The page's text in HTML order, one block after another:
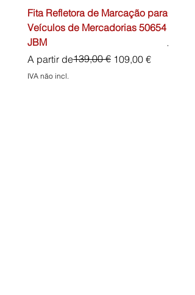
Fita Refletora de Marcação para
Veículos de Mercadorias 50654
JBM
A partir de
Preço normal139,00 € 109,00 €
Preço promocional
IVA não incl.
Preço
45,00 €